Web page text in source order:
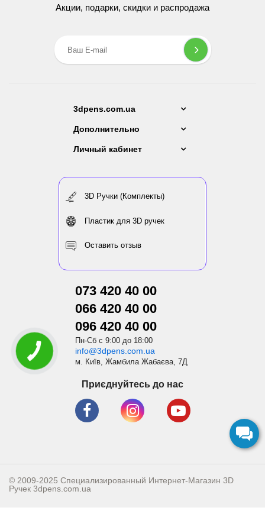
Акции, подарки, скидки и распродажа
3dpens.com.ua
Дополнительно
Личный кабинет
3D Ручки (Комплекты)
Пластик для 3D ручек
Оставить отзыв
073 420 40 00
066 420 40 00
096 420 40 00
Пн-Сб с 9:00 до 18:00
info@3dpens.com.ua
м. Київ, Жамбила Жабаєва, 7Д
Приєднуйтесь до нас
© 2009-2025 Специализированный Интернет-Магазин 3D
Ручек 3dpens.com.ua